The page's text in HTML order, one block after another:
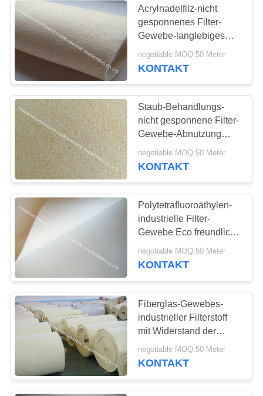
Luftfilter
Filtertüte-Käfig
14
Polyester-Maschen-
Gurt
15
Acrylnadelfilz-nicht
gesponnenes Filter-
Gewebe-langlebiges
Gut für die Staub-
Filtertüte-Herstellung
negotiable MOQ:50 Meter
KONTAKT
Staub-Behandlungs-
nicht gesponnene Filter-
Gewebe-Abnutzung
beständig für die
Bauholz-Verarbeitung
negotiable MOQ:50 Meter
KONTAKT
Polytetrafluoroäthylen-
industrielle Filter-
Gewebe Eco freundliche
1,6 Millimeter -1,8
Millimeter Stärke
negotiable MOQ:50 Meter
KONTAKT
Fiberglas-Gewebes-
industrieller Filterstoff
mit Widerstand der
hohen Temperatur
negotiable MOQ:50 Meter
KONTAKT